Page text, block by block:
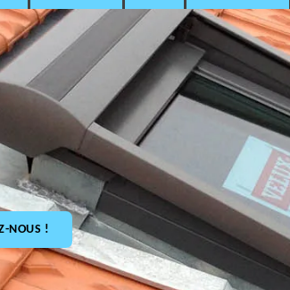
NOUS !